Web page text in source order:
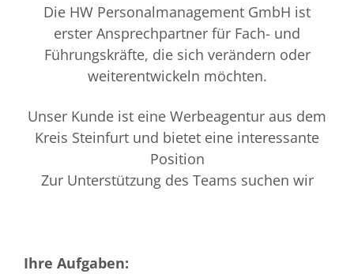
Die HW Personalmanagement GmbH ist
erster Ansprechpartner für Fach- und
Führungskräfte, die sich verändern oder
weiterentwickeln möchten.
Unser Kunde ist eine Werbeagentur aus dem
Kreis Steinfurt und bietet eine interessante
Position
Zur Unterstützung des Teams suchen wir
Ihre Aufgaben: